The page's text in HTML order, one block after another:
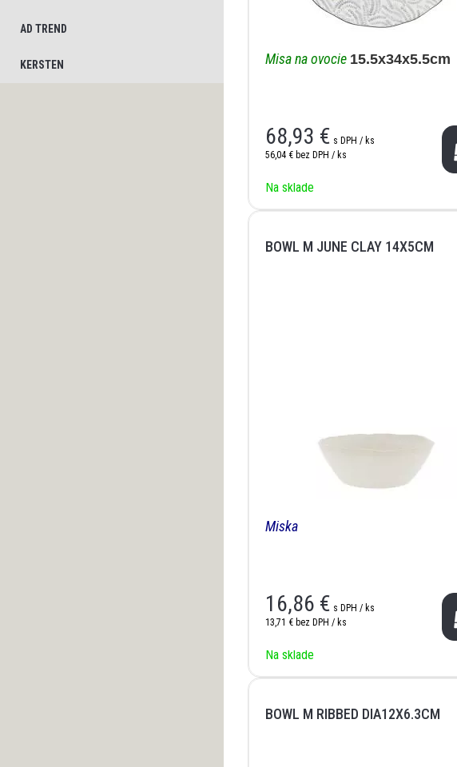
AD TREND
KERSTEN Misa na ovocie 15.5x34x5.5cm
68,93 € s DPH / ks
56,04 € bez DPH / ks
Na sklade
BOWL M JUNE CLAY 14X5CM
Miska
16,86 € s DPH / ks
13,71 € bez DPH / ks
Na sklade
BOWL M RIBBED DIA12X6.3CM